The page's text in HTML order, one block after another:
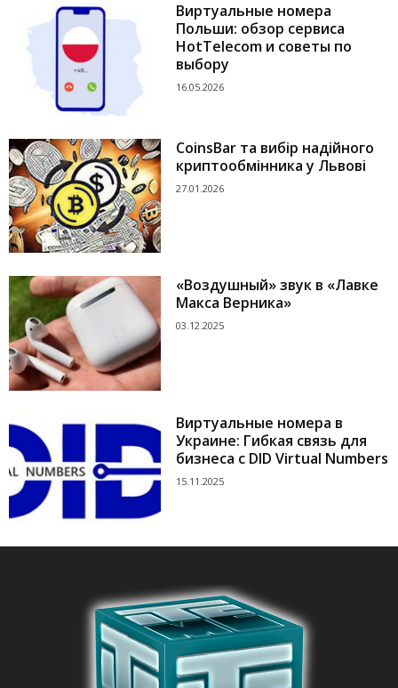
Виртуальные номера
Польши: обзор сервиса
HotTelecom и советы по
выбору
16.05.2026
CoinsBar та вибір надійного
криптообмінника у Львові
27.01.2026
«Воздушный» звук в «Лавке
Макса Верника»
03.12.2025
Виртуальные номера в
Украине: Гибкая связь для
бизнеса с DID Virtual Numbers
15.11.2025